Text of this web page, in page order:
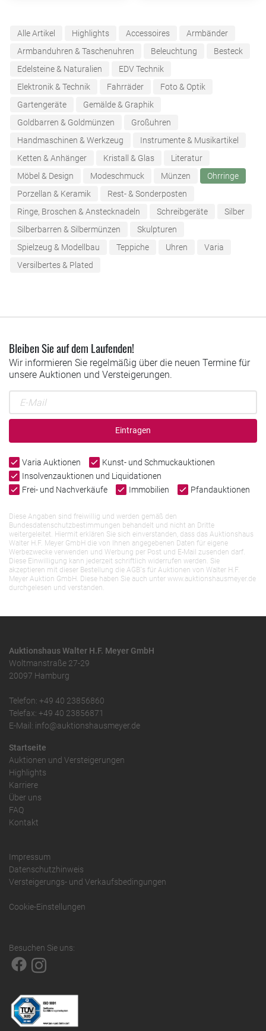
Alle Artikel Highlights Accessoires
Armbänder
Armbanduhren & Taschenuhren
Beleuchtung
Besteck
Edelsteine & Naturalien
EDV Technik
Elektronik & Technik
Fahrräder
Foto & Optik
Gartengeräte
Gemälde & Graphik
Goldbarren & Goldmünzen
Großuhren
Handmaschinen & Werkzeug
Instrumente & Musikartikel
Ketten & Anhänger
Kristall & Glas
Literatur
Möbel & Design
Modeschmuck Münzen
Ohrringe
Porzellan & Keramik
Rest- & Sonderposten
Ringe, Broschen & Anstecknadeln
Schreibgeräte
Silber
Silberbarren & Silbermünzen
Skulpturen
Spielzeug & Modellbau
Teppiche Uhren
Varia
Versilbertes & Plated
Bleiben Sie auf dem Laufenden!
Wir informieren Sie regelmäßig über die neuen Termine für
unsere Auktionen und Versteigerungen.
Eintragen
Varia Auktionen
Kunst- und Schmuckauktionen
Insolvenzauktionen und Liquidationen
Frei- und Nachverkäufe
Immobilien Pfandauktionen
Diese Angaben sind freiwillig und werden gemäß den
Bundesdatenschutzbestimmungen behandelt und nicht an Dritte
weitergeleitet. Hiermit erklären Sie sich einverstanden, dass das Auktionshaus
Walter H.F. Meyer GmbH die von Ihnen angegebenen Daten für eigene
Werbezwecke verwenden und Werbung per Post und E-Mail zusenden darf.
Diese Einwilligung kann jederzeit schriftlich widerrufen werden. Sie
akzeptieren mit dieser Bestellung die AGB`s für Auktionen von Walter H.F.
Meyer Auktion GmbH. Diese haben Sie auch unter www.auktionshausmeyer.de
durchgelesen und verstanden.
Auktionshaus Walter H.F. Meyer GmbH
Woltmanstraße 27-29
20097 Hamburg
Telefon: +49 40 23856860
Telefax: +49 40 23856871
E-Mail: info@auktionshausmeyer.de
Startseite
Auktionen und Versteigerungen
Highlights
Karriere
Über uns
FAQ
Kontakt
Impressum
Datenschutzhinweis
Versteigerungs- und Verkaufsbedingungen
Cookie-Einstellungen
Besuchen Sie uns: